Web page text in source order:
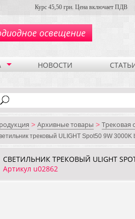
Курс 45,50 грн. Цена включает ПДВ
освещение
НОВОСТИ
> Архивные товары > Трековая
трековый ULIGHT Spot50 9W 3000K
СВЕТИЛЬНИК ТРЕКОВЫЙ ULIGHT
Артикул u02862